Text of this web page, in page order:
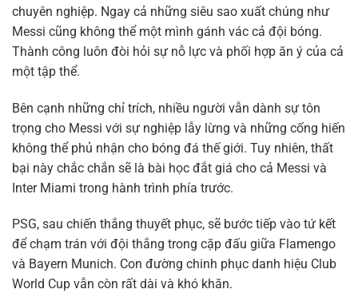
chuyên nghiệp. Ngay cả những siêu sao xuất chúng như
Messi cũng không thể một mình gánh vác cả đội bóng.
Thành công luôn đòi hỏi sự nỗ lực và phối hợp ăn ý của cả
một tập thể.
Bên cạnh những chỉ trích, nhiều người vẫn dành sự tôn
trọng cho Messi với sự nghiệp lẫy lừng và những cống hiến
không thể phủ nhận cho bóng đá thế giới. Tuy nhiên, thất
bại này chắc chắn sẽ là bài học đắt giá cho cả Messi và
Inter Miami trong hành trình phía trước.
PSG, sau chiến thắng thuyết phục, sẽ bước tiếp vào tứ kết
để chạm trán với đội thắng trong cặp đấu giữa Flamengo
và Bayern Munich. Con đường chinh phục danh hiệu Club
World Cup vẫn còn rất dài và khó khăn.